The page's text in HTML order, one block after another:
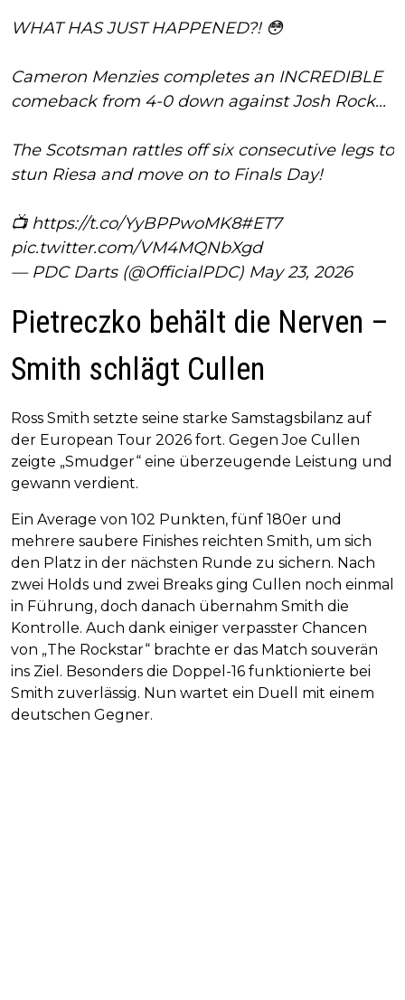
WHAT HAS JUST HAPPENED?! 😳
Cameron Menzies completes an INCREDIBLE
comeback from 4-0 down against Josh Rock...
The Scotsman rattles off six consecutive legs to
stun Riesa and move on to Finals Day!
📺 https://t.co/YyBPPwoMK8#ET7
pic.twitter.com/VM4MQNbXgd
— PDC Darts (@OfficialPDC) May 23, 2026
Pietreczko behält die Nerven –
Smith schlägt Cullen
Ross Smith setzte seine starke Samstagsbilanz auf
der European Tour 2026 fort. Gegen Joe Cullen
zeigte „Smudger“ eine überzeugende Leistung und
gewann verdient.
Ein Average von 102 Punkten, fünf 180er und
mehrere saubere Finishes reichten Smith, um sich
den Platz in der nächsten Runde zu sichern. Nach
zwei Holds und zwei Breaks ging Cullen noch einmal
in Führung, doch danach übernahm Smith die
Kontrolle. Auch dank einiger verpasster Chancen
von „The Rockstar“ brachte er das Match souverän
ins Ziel. Besonders die Doppel-16 funktionierte bei
Smith zuverlässig. Nun wartet ein Duell mit einem
deutschen Gegner.